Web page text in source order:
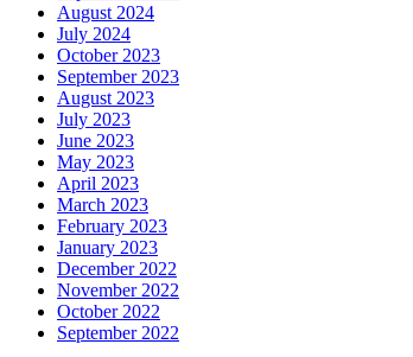
August 2024
July 2024
October 2023
September 2023
August 2023
July 2023
June 2023
May 2023
April 2023
March 2023
February 2023
January 2023
December 2022
November 2022
October 2022
September 2022